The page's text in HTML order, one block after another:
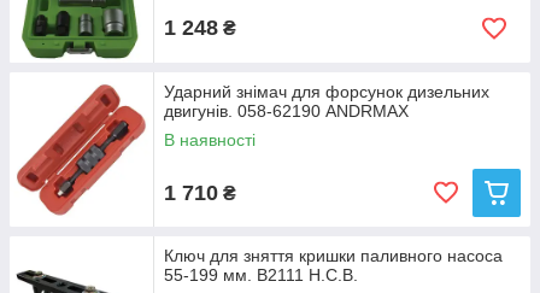
1 248 ₴
Ударний знімач для форсунок дизельних
двигунів. 058-62190 ANDRMAX
В наявності
1 710 ₴
Ключ для зняття кришки паливного насоса
55-199 мм. B2111 H.C.B.